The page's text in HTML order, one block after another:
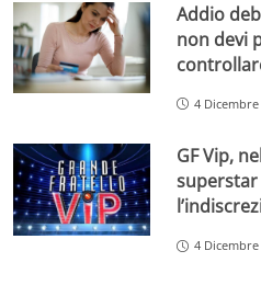
Addio
non devi
4 Dicembre
GF Vip,
4 Dicembre